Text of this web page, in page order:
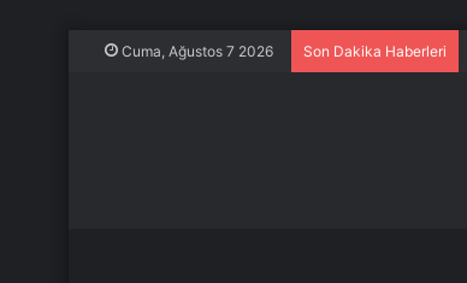
Cuma, Ağustos 7 2026 Son Dakika Haberleri